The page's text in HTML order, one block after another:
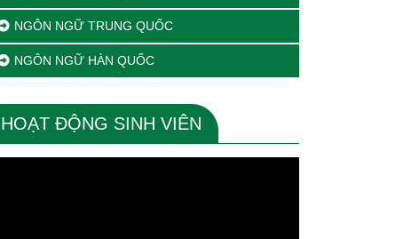
NGÔN NGỮ TRUNG QUỐC
NGÔN NGỮ HÀN QUỐC
HOẠT ĐỘNG SINH VIÊN